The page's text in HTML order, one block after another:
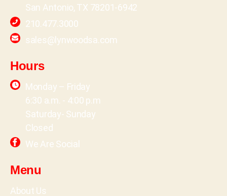
San Antonio, TX 78201-6942
210.477.3000
sales@lynwoodsa.com
Hours
Monday – Friday
6:30 a.m. - 4:00 p.m
Saturday- Sunday
Closed
We Are Social
Menu
About Us